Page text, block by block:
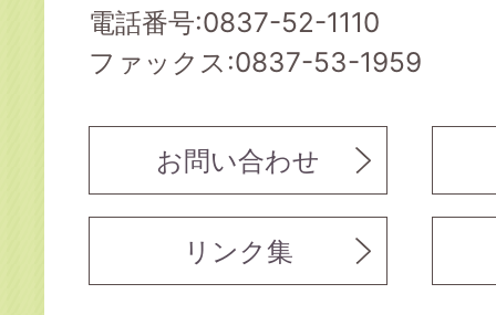
電話番号:0837-52-1110
ファックス:0837-53-1959
お問い合わせ
リンク集